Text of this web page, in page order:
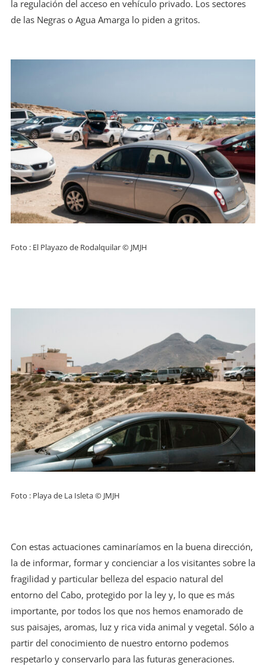
la regulación del acceso en vehículo privado. Los sectores
de las Negras o Agua Amarga lo piden a gritos.
Foto : El Playazo de Rodalquilar © JMJH
Foto : Playa de La Isleta © JMJH
Con estas actuaciones caminaríamos en la buena dirección,
la de informar, formar y concienciar a los visitantes sobre la
fragilidad y particular belleza del espacio natural del
entorno del Cabo, protegido por la ley y, lo que es más
importante, por todos los que nos hemos enamorado de
sus paisajes, aromas, luz y rica vida animal y vegetal. Sólo a
partir del conocimiento de nuestro entorno podemos
respetarlo y conservarlo para las futuras generaciones.